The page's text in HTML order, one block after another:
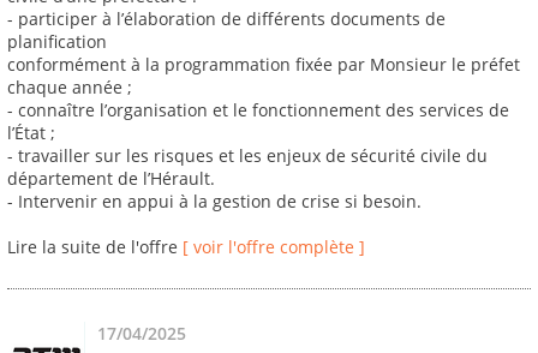
- participer à l’élaboration de différents documents de
planification
conformément à la programmation fixée par Monsieur le préfet
chaque année ;
- connaître l’organisation et le fonctionnement des services de
l’État ;
- travailler sur les risques et les enjeux de sécurité civile du
département de l’Hérault.
- Intervenir en appui à la gestion de crise si besoin.
Lire la suite de l'offre [ voir l'offre complète ]
17/04/2025